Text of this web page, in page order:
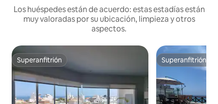
Los huéspedes están de acuerdo: estas estadías están
muy valoradas por su ubicación, limpieza y otros
aspectos.
Superanfitrión
Superanfitrión Superanfitrión
Superanfitrión